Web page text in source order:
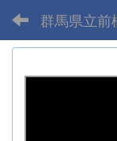
群馬県立前